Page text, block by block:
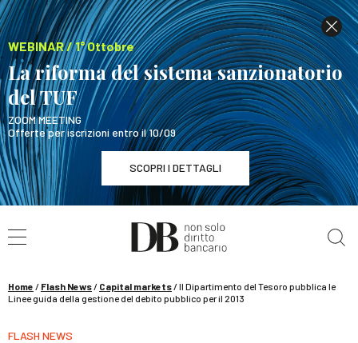
WEBINAR / 1° Ottobre
La riforma del sistema sanzionatorio
del TUF
ZOOM MEETING
Offerte per iscrizioni entro il 10/09
SCOPRI I DETTAGLI
WEBINAR / 1° Ottobre
La riforma del sistema sanzionatorio del TUF
Home / Flash News/ Capital markets/Il Dipartimento del Tesoro pubblica le
Linee guida della gestione del debito pubblico per il 2013
FLASH NEWS